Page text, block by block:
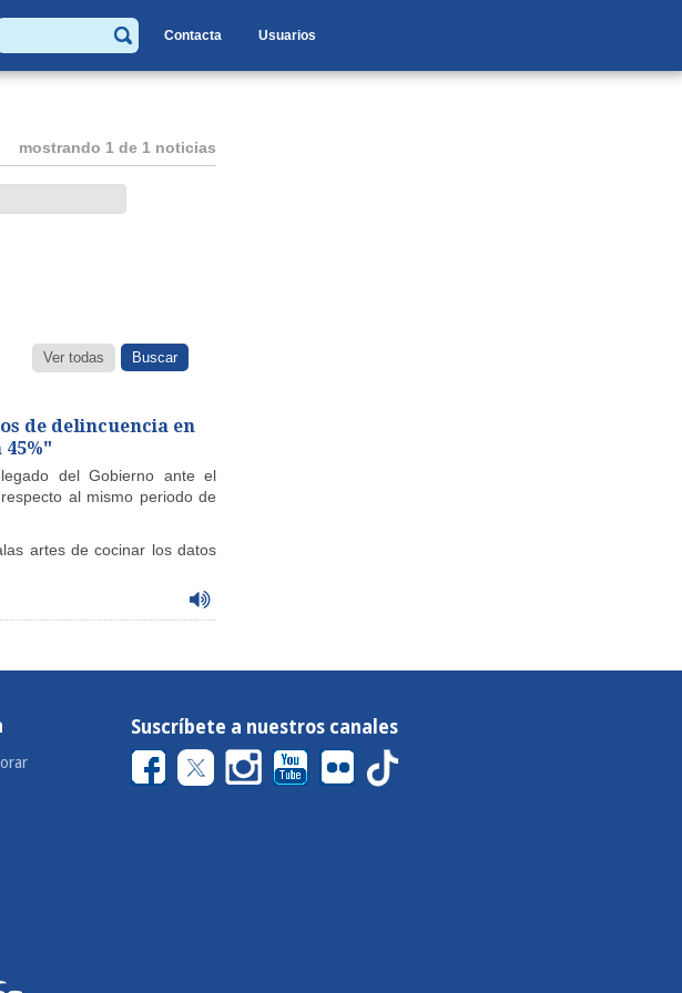
Buscar
Contacta Usuarios
mostrando 1 de 1 noticias
Ver todas
de delincuencia en
del Gobierno ante el
al mismo periodo de
artes de cocinar los datos
Suscríbete a nuestros canales